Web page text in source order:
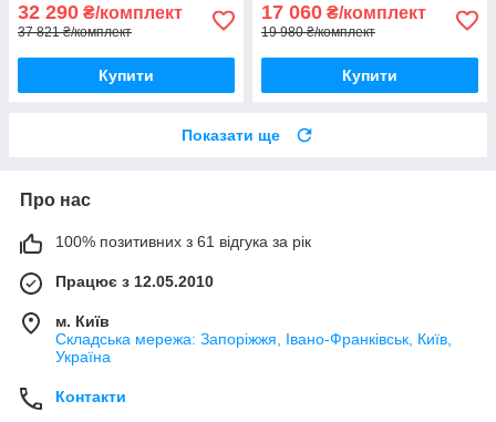
32 290 ₴/комплект
37 821 ₴/комплект
Купити
17 060 ₴/комплект
19 980 ₴/комплект
Купити
Показати ще
Про нас
100% позитивних з 61 відгука за рік
Працює з 12.05.2010
м. Київ
Складська мережа: Запоріжжя, Івано-Франківськ, Київ,
Україна
Контакти